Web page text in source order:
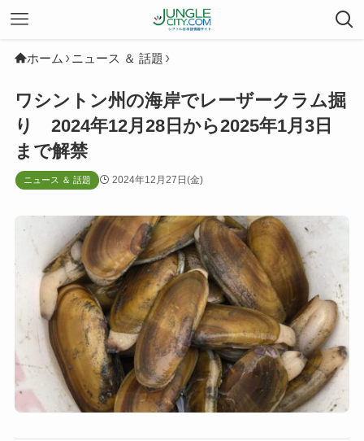
ホーム ニュース ＆ 話題
ワシントン州の海岸でレーザークラム掘
り 2024年12月28日から2025年1月3日
まで解禁
ニュース ＆ 話題 2024年12月27日(金)